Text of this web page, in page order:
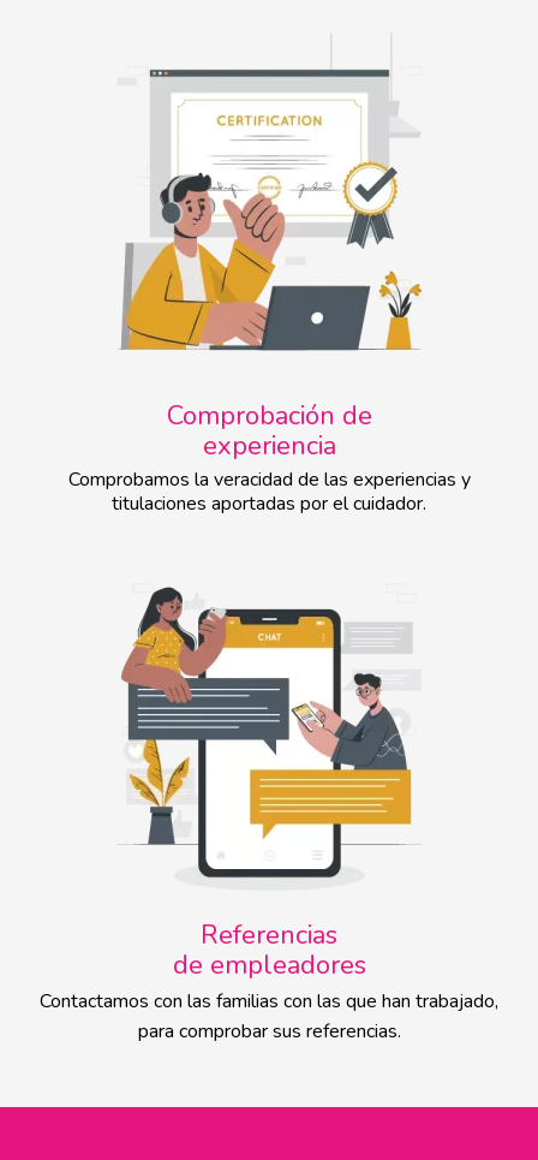
Comprobación de
experiencia
Comprobamos la veracidad de las experiencias y
titulaciones aportadas por el cuidador.
Referencias
de empleadores
Contactamos con las familias con las que han trabajado,
para comprobar sus referencias.